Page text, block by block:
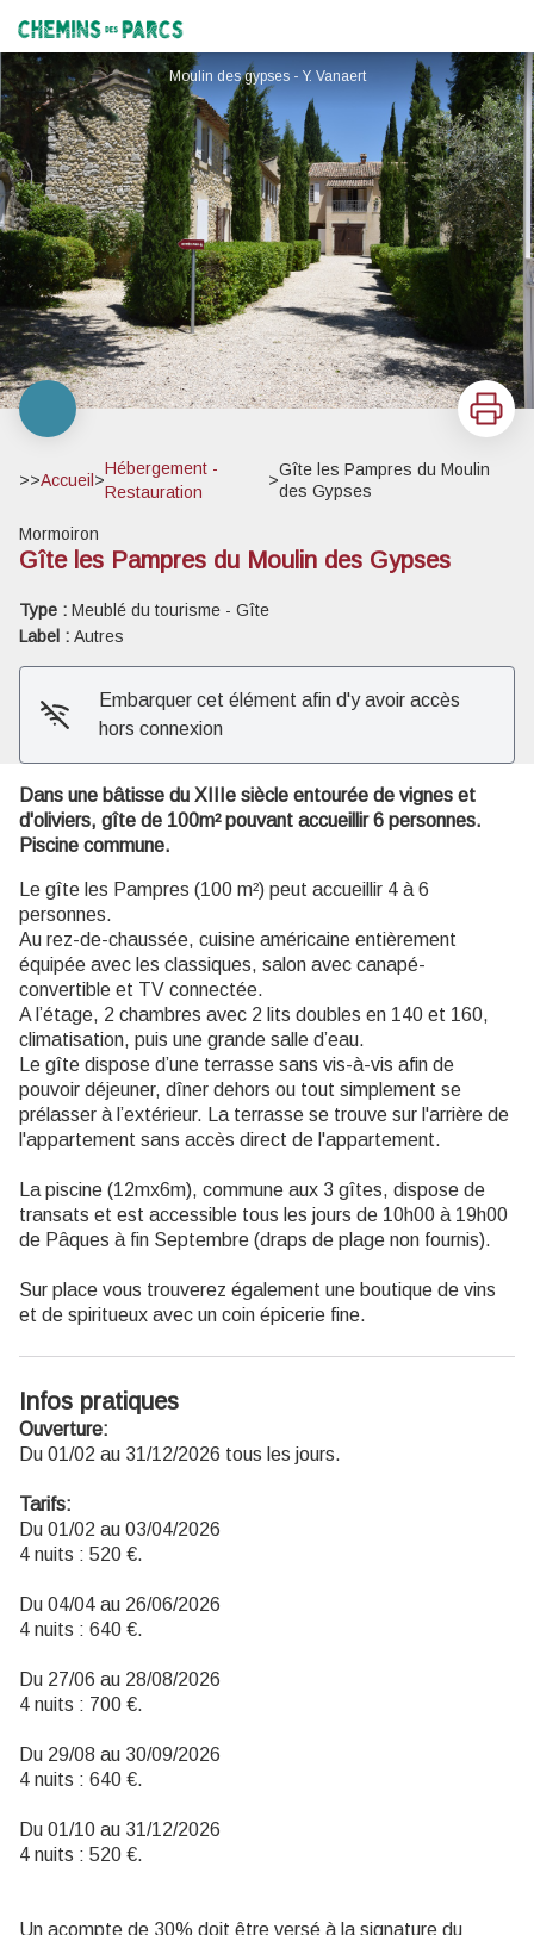
Chemins des Parcs
Moulin des gypses - Y. Vanaert
Imprimer
>>Accueil >
Hébergement -
Restauration
>
Gîte les Pampres du Moulin
des Gypses
Mormoiron
Gîte les Pampres du Moulin des Gypses
Type : Meublé du tourisme - Gîte
Label : Autres
Embarquer cet élément afin d'y avoir accès
hors connexion
Dans une bâtisse du XIIIe siècle entourée de vignes et
d'oliviers, gîte de 100m² pouvant accueillir 6 personnes.
Piscine commune.
Le gîte les Pampres (100 m²) peut accueillir 4 à 6
personnes.
Au rez-de-chaussée, cuisine américaine entièrement
équipée avec les classiques, salon avec canapé-
convertible et TV connectée.
A l’étage, 2 chambres avec 2 lits doubles en 140 et 160,
climatisation, puis une grande salle d’eau.
Le gîte dispose d’une terrasse sans vis-à-vis afin de
pouvoir déjeuner, dîner dehors ou tout simplement se
prélasser à l’extérieur. La terrasse se trouve sur l'arrière de
l'appartement sans accès direct de l'appartement.
La piscine (12mx6m), commune aux 3 gîtes, dispose de
transats et est accessible tous les jours de 10h00 à 19h00
de Pâques à fin Septembre (draps de plage non fournis).
Sur place vous trouverez également une boutique de vins
et de spiritueux avec un coin épicerie fine.
Infos pratiques
Ouverture:
Du 01/02 au 31/12/2026 tous les jours.
Tarifs:
Du 01/02 au 03/04/2026
4 nuits : 520 €.
Du 04/04 au 26/06/2026
4 nuits : 640 €.
Du 27/06 au 28/08/2026
4 nuits : 700 €.
Du 29/08 au 30/09/2026
4 nuits : 640 €.
Du 01/10 au 31/12/2026
4 nuits : 520 €.
Un acompte de 30% doit être versé à la signature du